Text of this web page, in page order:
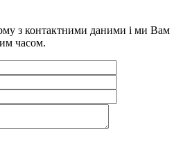
з контактними даними і ми Вам
часом.